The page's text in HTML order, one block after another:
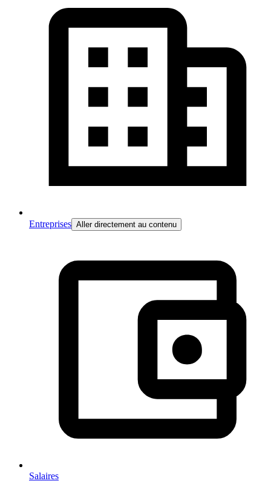
Entreprises Aller directement au contenu
Salaires